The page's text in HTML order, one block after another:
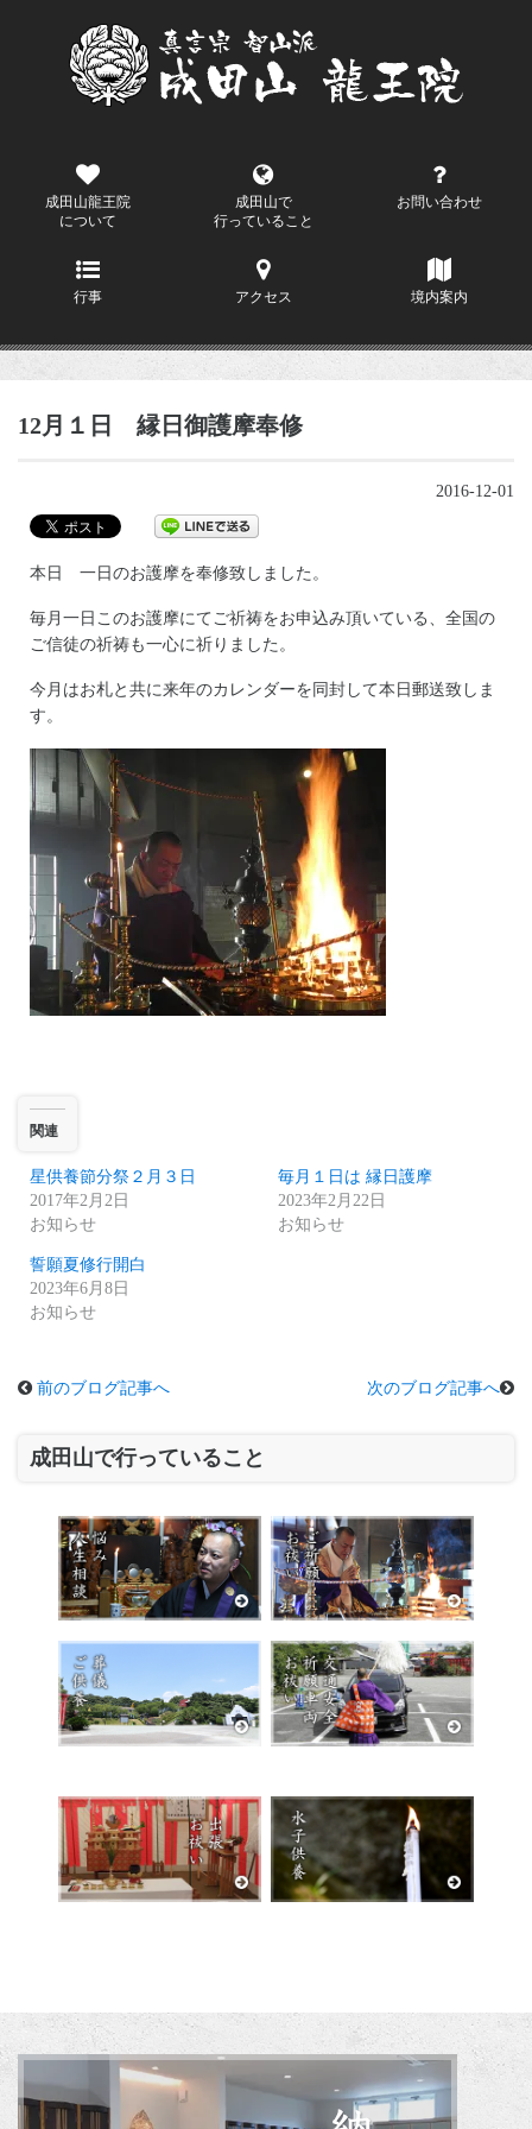
成田山龍王院
について
成田山で
行っていること
お問い合わせ
行事 アクセス 境内案内
12月１日 縁日御護摩奉修
2016-12-01
本日 一日のお護摩を奉修致しました。
毎月一日このお護摩にてご祈祷をお申込み頂いている、全国の
ご信徒の祈祷も一心に祈りました。
今月はお札と共に来年のカレンダーを同封して本日郵送致しま
す。
関連
星供養節分祭２月３日
2017年2月2日
お知らせ
毎月１日は 縁日護摩
2023年2月22日
お知らせ
誓願夏修行開白
2023年6月8日
お知らせ
前のブログ記事へ 次のブログ記事へ
成田山で行っていること